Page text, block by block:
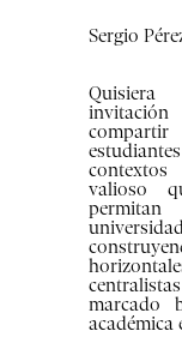
Sergio
Quisiera
valioso
marcado
académica